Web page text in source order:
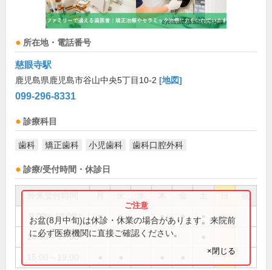
所在地・電話番号
慈眼寺駅
鹿児島県鹿児島市谷山中央5丁目10-2 [地図]
099-296-8331
診療科目
歯科 矯正歯科 小児歯科 歯科口腔外科
診療/受付時間・休診日
祝
9:00～13:00 ● ● ● ●
14:00～17:00
お盆(8月中旬)は休診・休業の場合があります。来院前
に必ず医療機関に直接ご確認ください。
×閉じる